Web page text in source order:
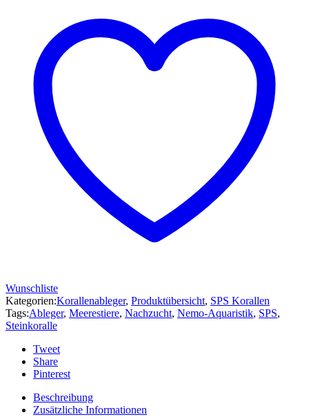
Wunschliste
Kategorien:Korallenableger, Produktübersicht, SPS Korallen
Tags:Ableger, Meerestiere, Nachzucht, Nemo-Aquaristik, SPS,
Steinkoralle
Tweet
Share
Pinterest
Beschreibung
Zusätzliche Informationen